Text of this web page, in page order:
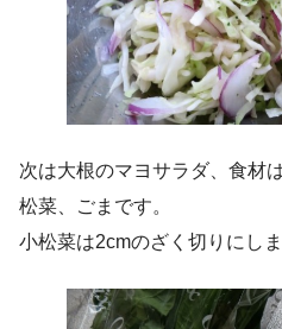
次は大根のマヨサラダ、食材
松菜、ごまです。
小松菜は2cmのざく切りにしま